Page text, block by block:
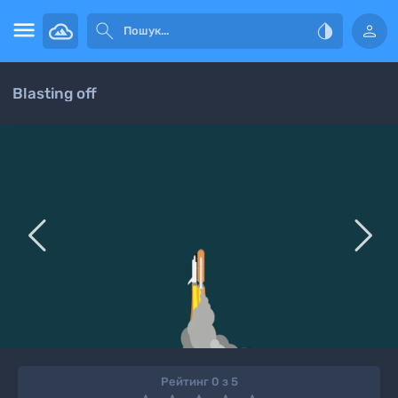
   
Blasting off
 
Рейтинг 0 з 5